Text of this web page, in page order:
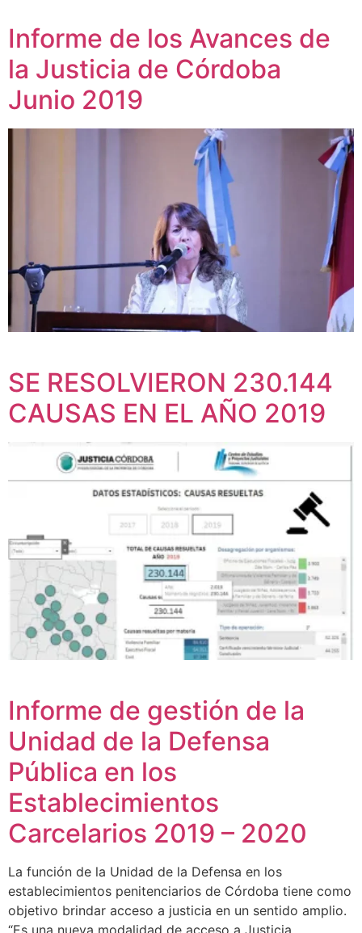
Informe de los Avances de
la Justicia de Córdoba
Junio 2019
SE RESOLVIERON 230.144
CAUSAS EN EL AÑO 2019
Informe de gestión de la
Unidad de la Defensa
Pública en los
Establecimientos
Carcelarios 2019 – 2020
La función de la Unidad de la Defensa en los
establecimientos penitenciarios de Córdoba tiene como
objetivo brindar acceso a justicia en un sentido amplio.
“Es una nueva modalidad de acceso a Justicia,